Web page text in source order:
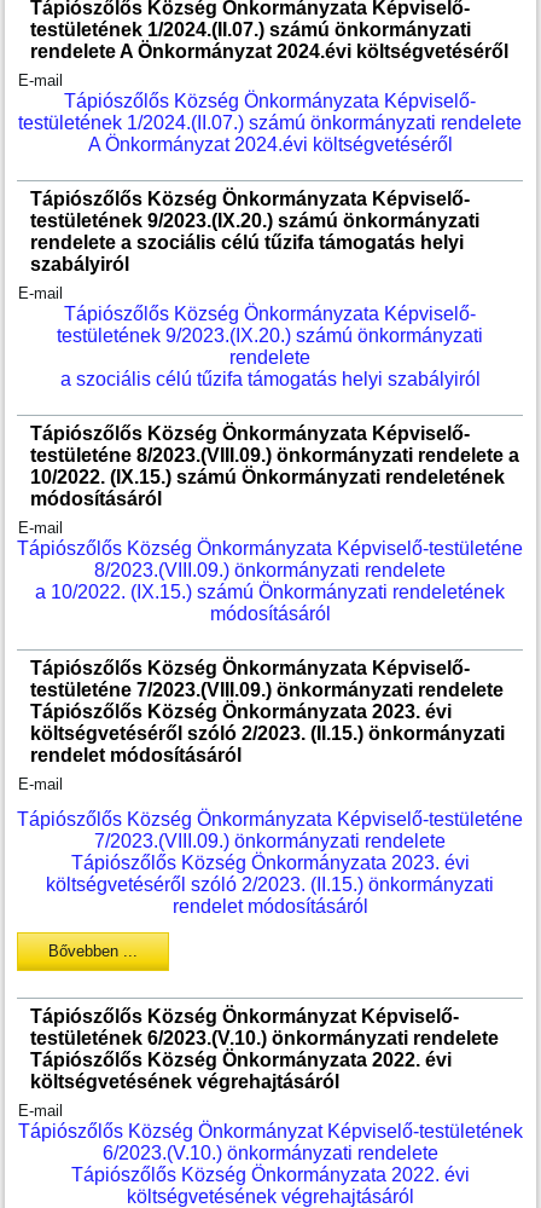
Tápiószőlős Község Önkormányzata Képviselő-
testületének 1/2024.(II.07.) számú önkormányzati
rendelete A Önkormányzat 2024.évi költségvetéséről
E-mail
Tápiószőlős Község Önkormányzata Képviselő-
testületének 1/2024.(II.07.) számú önkormányzati rendelete
A Önkormányzat 2024.évi költségvetéséről
Tápiószőlős Község Önkormányzata Képviselő-
testületének 9/2023.(IX.20.) számú önkormányzati
rendelete a szociális célú tűzifa támogatás helyi
szabályiról
E-mail
Tápiószőlős Község Önkormányzata Képviselő-
testületének 9/2023.(IX.20.) számú önkormányzati
rendelete
a szociális célú tűzifa támogatás helyi szabályiról
Tápiószőlős Község Önkormányzata Képviselő-
testületéne 8/2023.(VIII.09.) önkormányzati rendelete a
10/2022. (IX.15.) számú Önkormányzati rendeletének
módosításáról
E-mail
Tápiószőlős Község Önkormányzata Képviselő-testületéne
8/2023.(VIII.09.) önkormányzati rendelete
a 10/2022. (IX.15.) számú Önkormányzati rendeletének
módosításáról
Tápiószőlős Község Önkormányzata Képviselő-
testületéne 7/2023.(VIII.09.) önkormányzati rendelete
Tápiószőlős Község Önkormányzata 2023. évi
költségvetéséről szóló 2/2023. (II.15.) önkormányzati
rendelet módosításáról
E-mail
Tápiószőlős Község Önkormányzata Képviselő-testületéne
7/2023.(VIII.09.) önkormányzati rendelete
Tápiószőlős Község Önkormányzata 2023. évi
költségvetéséről szóló 2/2023. (II.15.) önkormányzati
rendelet módosításáról
Bővebben ...
Tápiószőlős Község Önkormányzat Képviselő-
testületének 6/2023.(V.10.) önkormányzati rendelete
Tápiószőlős Község Önkormányzata 2022. évi
költségvetésének végrehajtásáról
E-mail
Tápiószőlős Község Önkormányzat Képviselő-testületének
6/2023.(V.10.) önkormányzati rendelete
Tápiószőlős Község Önkormányzata 2022. évi
költségvetésének végrehajtásáról